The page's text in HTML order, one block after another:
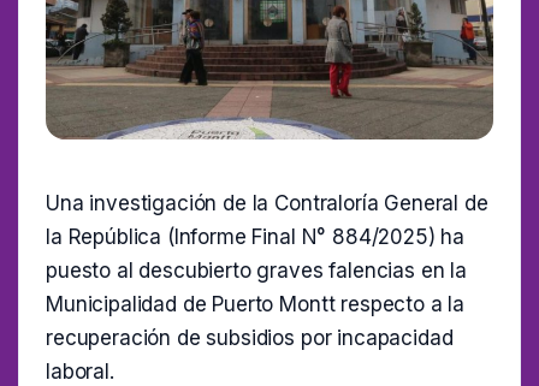
Una investigación de la Contraloría General de
la República (Informe Final N° 884/2025) ha
puesto al descubierto graves falencias en la
Municipalidad de Puerto Montt respecto a la
recuperación de subsidios por incapacidad
laboral.